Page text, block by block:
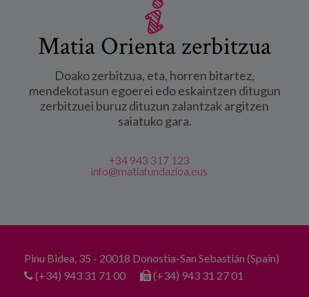
Matia Orienta zerbitzua
Doako zerbitzua, eta, horren bitartez,
mendekotasun egoerei edo eskaintzen ditugun
zerbitzuei buruz dituzun zalantzak argitzen
saiatuko gara.
+34 943 317 123
info@matiafundazioa.eus
Pinu Bidea, 35 - 20018 Donostia-San Sebastián (Spain)
(+34) 943 31 71 00
(+34) 943 31 27 01